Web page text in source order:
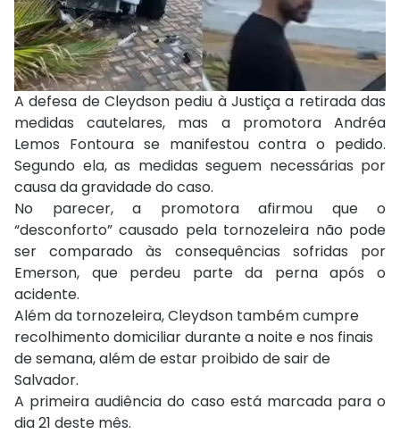
A defesa de Cleydson pediu à Justiça a retirada das
medidas cautelares, mas a promotora Andréa
Lemos Fontoura se manifestou contra o pedido.
Segundo ela, as medidas seguem necessárias por
causa da gravidade do caso.
No parecer, a promotora afirmou que o
“desconforto” causado pela tornozeleira não pode
ser comparado às consequências sofridas por
Emerson, que perdeu parte da perna após o
acidente.
Além da tornozeleira, Cleydson também cumpre
recolhimento domiciliar durante a noite e nos finais
de semana, além de estar proibido de sair de
Salvador.
A primeira audiência do caso está marcada para o
dia 21 deste mês.